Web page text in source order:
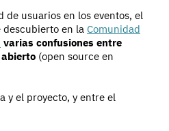
de usuarios en los eventos, el
descubierto en la Comunidad
varias confusiones entre
(open source en
y el proyecto, y entre el